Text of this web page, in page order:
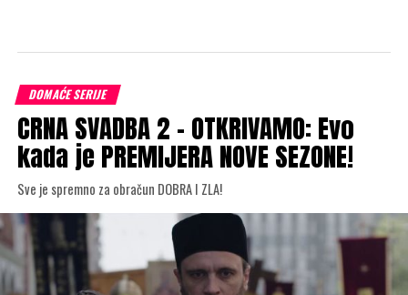
DOMAĆE SERIJE
CRNA SVADBA 2 – OTKRIVAMO: Evo
kada je PREMIJERA NOVE SEZONE!
Sve je spremno za obračun DOBRA I ZLA!